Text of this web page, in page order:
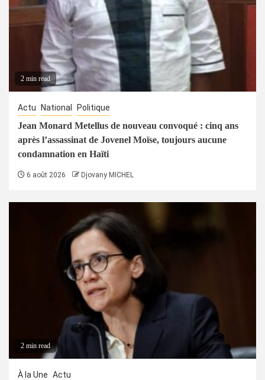
2 min read
Actu National Politique
Jean Monard Metellus de nouveau convoqué : cinq ans
après l’assassinat de Jovenel Moïse, toujours aucune
condamnation en Haïti
6 août 2026 Djovany MICHEL
2 min read
À la Une Actu